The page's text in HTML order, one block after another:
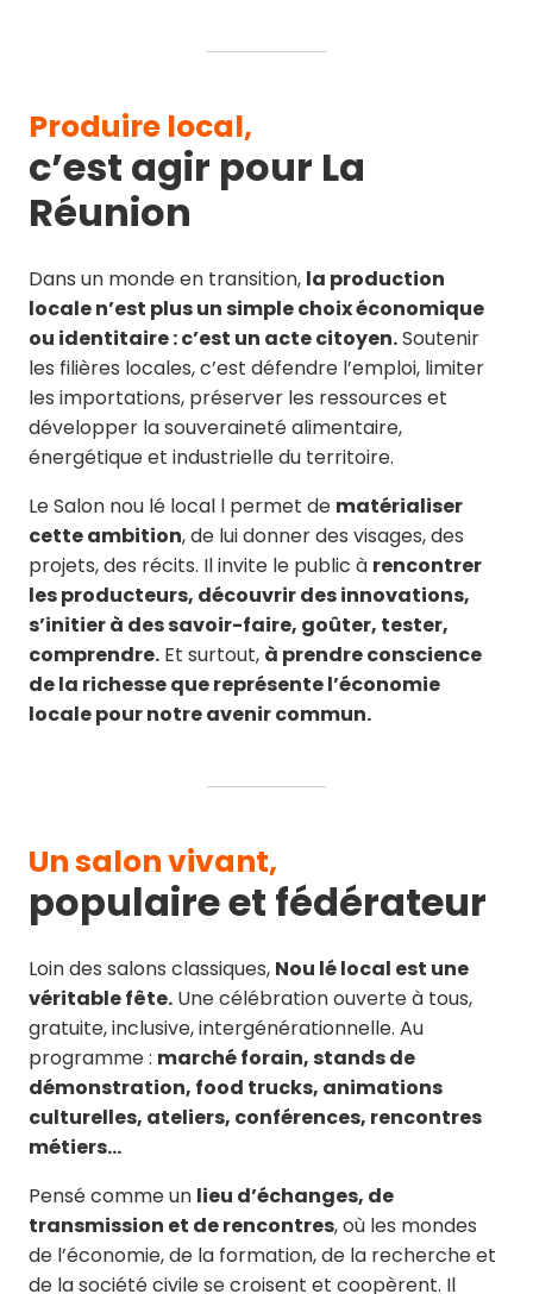
Produire local,
c’est agir pour La
Réunion
Dans un monde en transition, la production
locale n’est plus un simple choix économique
ou identitaire : c’est un acte citoyen.Soutenir
les filières locales, c’est défendre l’emploi, limiter
les importations, préserver les ressources et
développer la souveraineté alimentaire,
énergétique et industrielle du territoire.
Le Salon nou lé local l permet de matérialiser
cette ambition, de lui donner des visages, des
projets, des récits. Il invite le public à rencontrer
les producteurs, découvrir des innovations,
s’initier à des savoir-faire, goûter, tester,
comprendre. Et surtout, à prendre conscience
de la richesse que représente l’économie
locale pour notre avenir commun.
Un salon vivant,
populaire et fédérateur
Loin des salons classiques, Nou lé local est une
véritable fête. Une célébration ouverte à tous,
gratuite, inclusive, intergénérationnelle. Au
programme : marché forain, stands de
démonstration, food trucks, animations
culturelles, ateliers, conférences, rencontres
métiers…
Pensé comme un lieu d’échanges, de
transmission et de rencontres, où les mondes
de l’économie, de la formation, de la recherche et
de la société civile se croisent et coopèrent. Il